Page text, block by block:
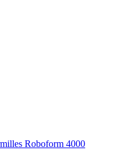
Roboform 4000